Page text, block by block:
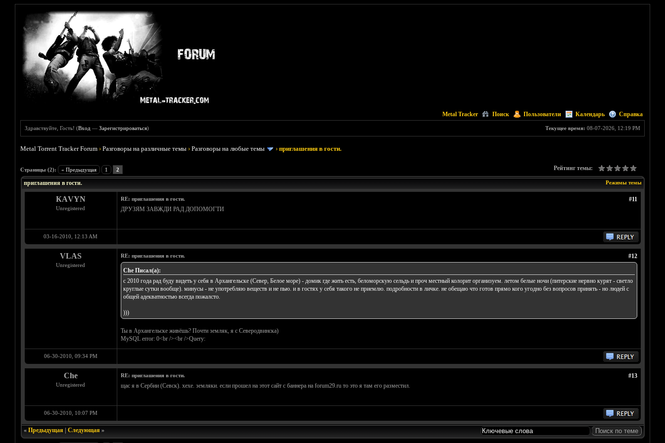
Metal Tracker Поиск Пользователи Календарь Справка
Текущее время: 08-07-2026, 12:19 PM
Здравствуйте, Гость! (Вход —Зарегистрироваться)
Metal Torrent Tracker Forum ›Разговоры на различные темы ›Разговоры на любые темы ›приглашения в гости.
Страницы (2): « Предыдущая 1 2 Рейтинг темы:
Голосов: 0 - Средняя оценка: 0
1
2
3
4
5
Режимы темы
приглашения в гости.
КАVYN
Unregistered
#11
RE: приглашения в гости.
ДРУЗЯМ ЗАВЖДИ РАД ДОПОМОГТИ
03-16-2010, 12:13 AM
VLAS
Unregistered
#12
RE: приглашения в гости.
Che Писал(а):
с 2010 года рад буду видеть у себя в Архангельске (Север, Белое море) - домик где жить есть, беломорскую сельдь и проч местный колорит организуем. летом белые ночи (питерские нервно курят - светло
круглые сутки вообще). минусы - не употребляю веществ и не пью. и в гостях у себя такого не приемлю. подробности в личке. не обещаю что готов прямо кого угодно без вопросов принять - но людей с
общей адекватностью всегда пожалсто.
)))
Ты в Архангельске живёшь? Почти земляк, я с Северодвинска)
MySQL error: 0<br /><br />Query:
06-30-2010, 09:34 PM
Che
Unregistered
#13
RE: приглашения в гости.
щас я в Сербии (Севск). хехе. земляки. если прошел на этот сайт с баннера на forum29.ru то это я там его разместил.
06-30-2010, 10:07 PM
« Предыдущая| Следующая»